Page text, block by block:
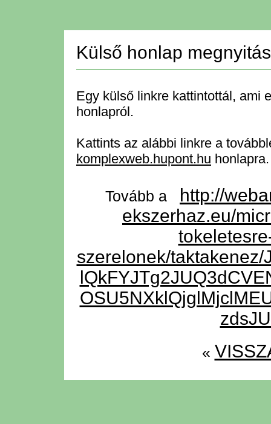
Külső honlap
Egy külső linkre kattintottál, ami
honlapról.
Kattints az alábbi linkre a
komplexweb.hupont.hu honlapra.
Tovább a http://
ekszerhaz.eu/
szerelonek/
«